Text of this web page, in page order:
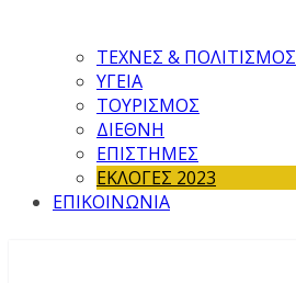
ΤΕΧΝΕΣ & ΠΟΛΙΤΙΣΜΟΣ
ΥΓΕΙΑ
ΤΟΥΡΙΣΜΟΣ
ΔΙΕΘΝΗ
ΕΠΙΣΤΗΜΕΣ
ΕΚΛΟΓΕΣ 2023
ΕΠΙΚΟΙΝΩΝΙΑ